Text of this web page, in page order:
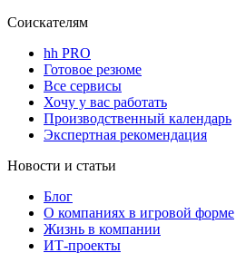
Соискателям
hh PRO
Готовое резюме
Все сервисы
Хочу у вас работать
Производственный календарь
Экспертная рекомендация
Новости и статьи
Блог
О компаниях в игровой форме
Жизнь в компании
ИТ-проекты